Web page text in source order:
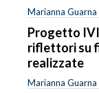
Marianna Guarna
Progetto
riflettori su
realizzate
Marianna Guarna